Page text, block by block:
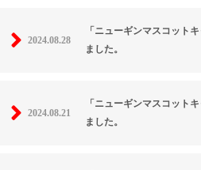
2024.08.28
「ニューギンマスコット
ました。
2024.08.21
「ニューギンマスコット
ました。